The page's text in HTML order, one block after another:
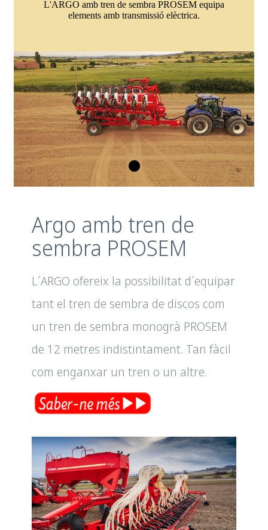
L'ARGO amb tren de sembra PROSEM equipa
elements amb transmissió elèctrica.
Argo amb tren de
sembra PROSEM
L´ARGO ofereix la possibilitat d´equipar
tant el tren de sembra de discos com
un tren de sembra monogrà PROSEM
de 12 metres indistintament. Tan fàcil
com enganxar un tren o un altre.